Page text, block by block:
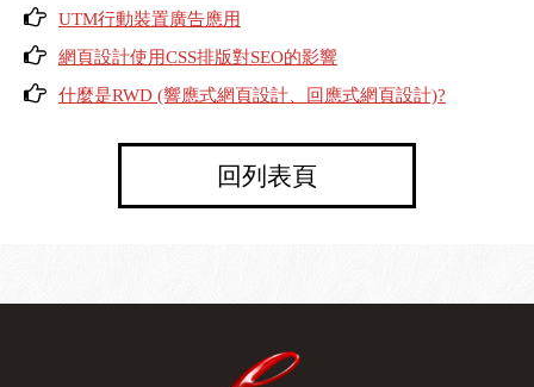
UTM行動裝置廣告應用
網頁設計使用CSS排版對SEO的影響
什麼是RWD (響應式網頁設計、回應式網頁設計)?
回列表頁